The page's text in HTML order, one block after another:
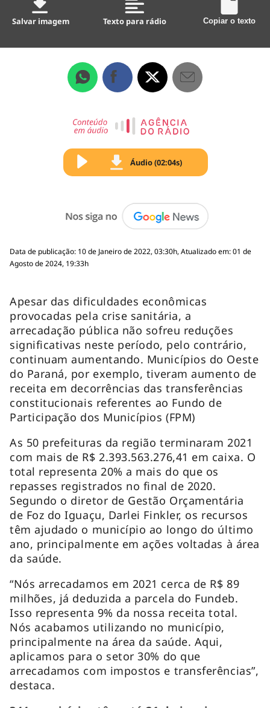
Salvar imagem Texto para rádio Copiar o texto
Áudio (02:04s)
Data de publicação: 10 de Janeiro de 2022, 03:30h, Atualizado em: 01 de
Agosto de 2024, 19:33h
Apesar das dificuldades econômicas
provocadas pela crise sanitária, a
arrecadação pública não sofreu reduções
significativas neste período, pelo contrário,
continuam aumentando. Municípios do Oeste
do Paraná, por exemplo, tiveram aumento de
receita em decorrências das transferências
constitucionais referentes ao Fundo de
Participação dos Municípios (FPM)
As 50 prefeituras da região terminaram 2021
com mais de R$ 2.393.563.276,41 em caixa. O
total representa 20% a mais do que os
repasses registrados no final de 2020.
Segundo o diretor de Gestão Orçamentária
de Foz do Iguaçu, Darlei Finkler, os recursos
têm ajudado o município ao longo do último
ano, principalmente em ações voltadas à área
da saúde.
“Nós arrecadamos em 2021 cerca de R$ 89
milhões, já deduzida a parcela do Fundeb.
Isso representa 9% da nossa receita total.
Nós acabamos utilizando no município,
principalmente na área da saúde. Aqui,
aplicamos para o setor 30% do que
arrecadamos com impostos e transferências”,
destaca.